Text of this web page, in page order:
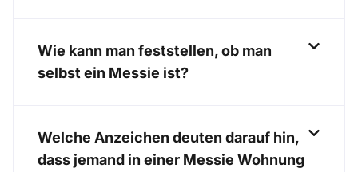
Wie kann man feststellen, ob man
selbst ein Messie ist?
Welche Anzeichen deuten darauf hin,
dass jemand in einer Messie Wohnung